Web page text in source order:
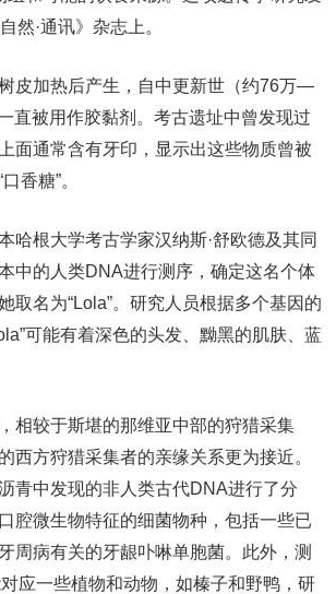
然·通讯》杂志上。
加热后产生，自中更新世（约76万—
直被用作胶黏剂。考古遗址中曾发现过
面通常含有牙印，显示出这些物质曾被
香糖”。
根大学考古学家汉纳斯·舒欧德及其同
中的人类DNA进行测序，确定这名个体
取名为“Lola”。研究人员根据多个基因的
可能有着深色的头发、黝黑的肌肤、蓝
较于斯堪的那维亚中部的狩猎采集
西方狩猎采集者的亲缘关系更为接近。
青中发现的非人类古代DNA进行了分
腔微生物特征的细菌物种，包括一些已
周病有关的牙龈卟啉单胞菌。此外，测
应一些植物和动物，如榛子和野鸭，研